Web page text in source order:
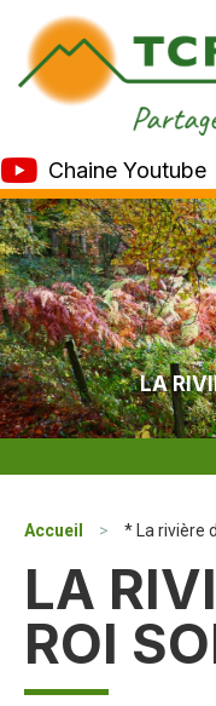
Chaine Youtube
LA
Accueil > * La rivière
LA
ROI